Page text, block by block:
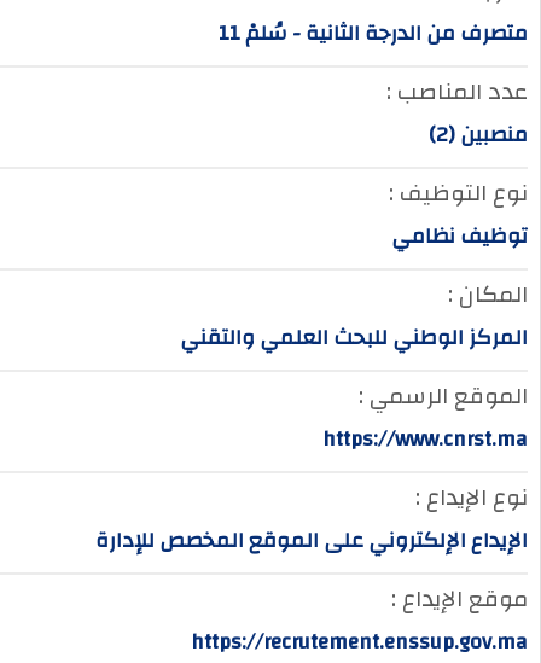
متصرف من الدرجة الثانية - سُلمْ 11
عدد المناصب :
منصبين (2)
نوع التوظيف :
توظيف نظامي
المكان :
المركز الوطني للبحث العلمي والتقني
الموقع الرسمي :
https://www.cnrst.ma
نوع الإيداع :
الإيداع الإلكتروني على الموقع المخصص للإدارة
موقع الإيداع :
https://recrutement.enssup.gov.ma